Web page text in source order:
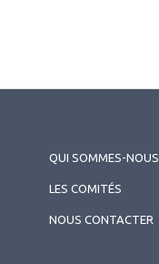
QUI SOMMES-NOUS
LES COMITÉS
NOUS CONTACTER